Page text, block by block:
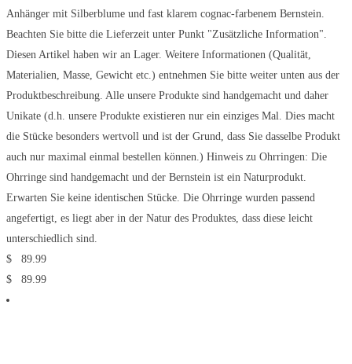
Anhänger mit Silberblume und fast klarem cognac-farbenem Bernstein.
Beachten Sie bitte die Lieferzeit unter Punkt "Zusätzliche Information".
Diesen Artikel haben wir an Lager. Weitere Informationen (Qualität,
Materialien, Masse, Gewicht etc.) entnehmen Sie bitte weiter unten aus der
Produktbeschreibung. Alle unsere Produkte sind handgemacht und daher
Unikate (d.h. unsere Produkte existieren nur ein einziges Mal. Dies macht
die Stücke besonders wertvoll und ist der Grund, dass Sie dasselbe Produkt
auch nur maximal einmal bestellen können.) Hinweis zu Ohrringen: Die
Ohrringe sind handgemacht und der Bernstein ist ein Naturprodukt.
Erwarten Sie keine identischen Stücke. Die Ohrringe wurden passend
angefertigt, es liegt aber in der Natur des Produktes, dass diese leicht
unterschiedlich sind.
$
89.99
$
89.99